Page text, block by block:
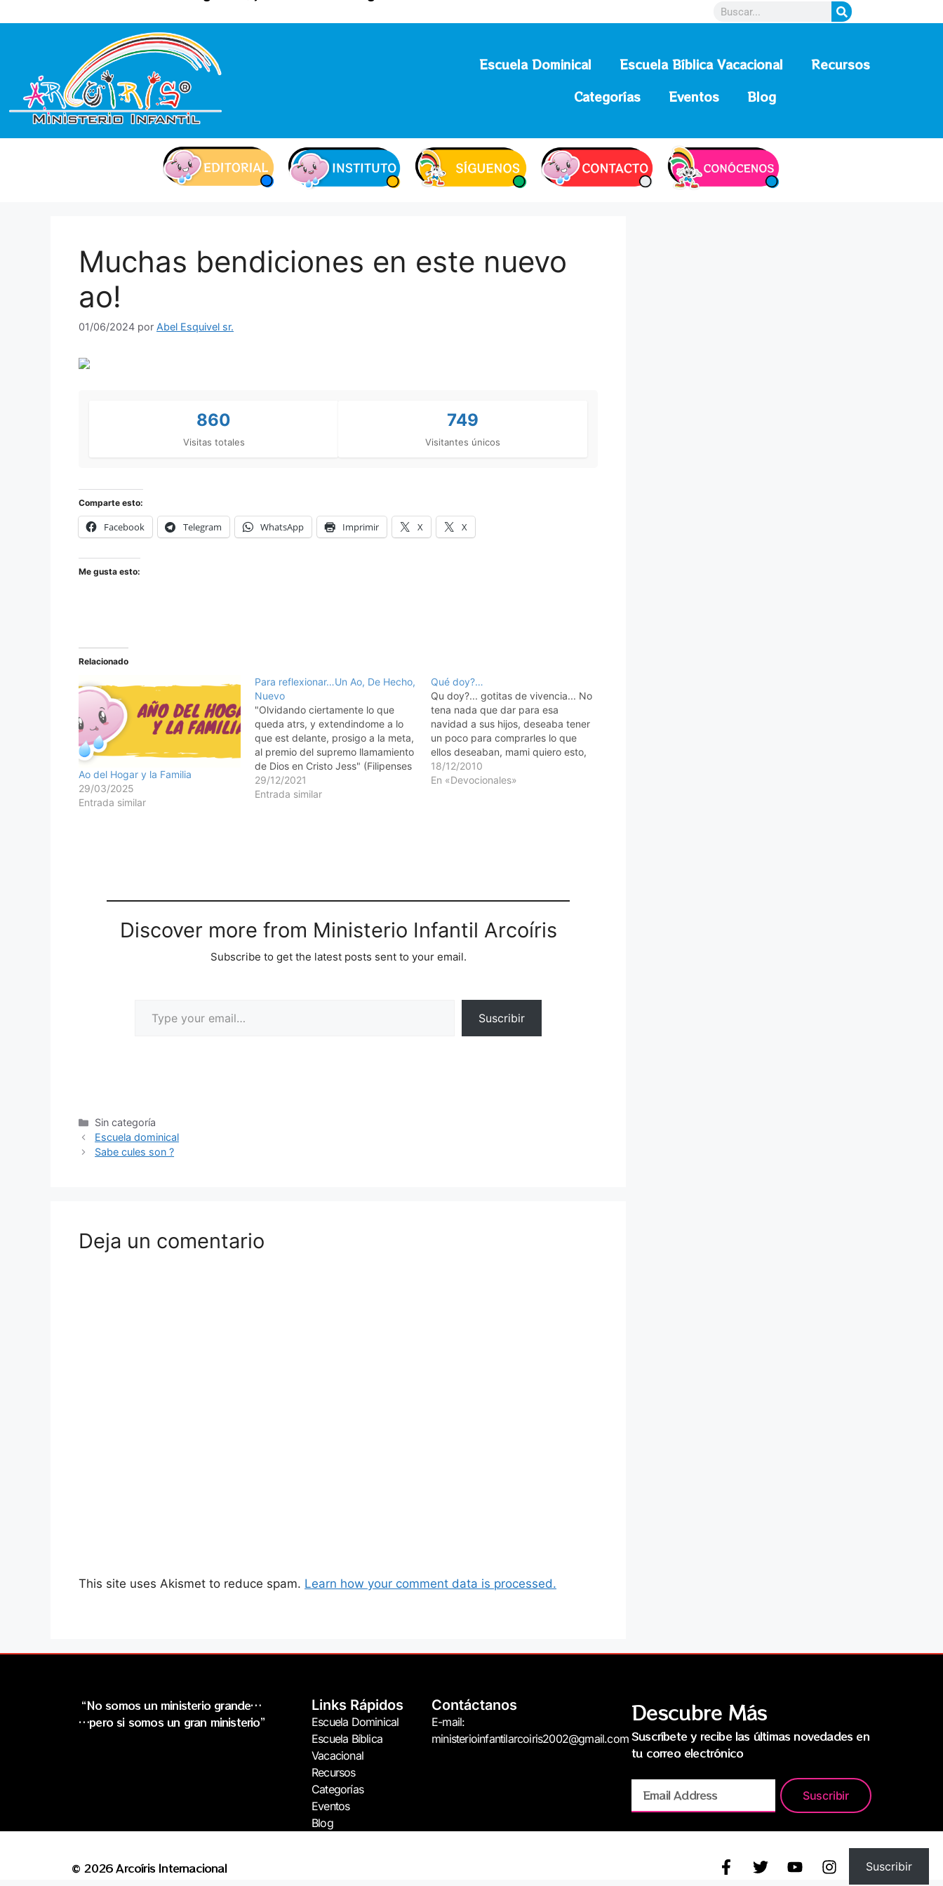
Escuela Dominical Escuela Bíblica Vacacional
Recursos
Categorías
Eventos Blog
Muchas bendiciones en este nuevo
ao!
01/06/2024 por Abel Esquivel sr.
860
Visitas totales
749
Visitantes únicos
Comparte esto:
Facebook Telegram WhatsApp Imprimir X X
Me gusta esto:
Relacionado
Ao del Hogar y la Familia
29/03/2025
Entrada similar
Para reflexionar…Un Ao, De Hecho,
Nuevo
"Olvidando ciertamente lo que
queda atrs, y extendindome a lo
que est delante, prosigo a la meta,
al premio del supremo llamamiento
de Dios en Cristo Jess" (Filipenses
3:13, 14). Se acerca el ao nuevo.
Qu esperamos de l? Cmo sern
29/12/2021
Entrada similar
Qué doy?…
Qu doy?... gotitas de vivencia... No
tena nada que dar para esa
navidad a sus hijos, deseaba tener
un poco para comprarles lo que
ellos deseaban, mami quiero esto,
mami quiero aquello, mami pods
comprarme esa mueca bebe...la
18/12/2010
En «Devocionales»
Discover more from Ministerio Infantil Arcoíris
Subscribe to get the latest posts sent to your email.
Suscribir
Sin categoría
Escuela dominical
Sabe cules son ?
Deja un comentario
This site uses Akismet to reduce spam. Learn how your comment data is processed.
“No somos un ministerio grande…
…pero si somos un gran ministerio”
Links Rápidos
Escuela Dominical
Escuela Bíblica
Vacacional
Recursos
Categorías
Eventos
Blog
Contáctanos
E-mail:
ministerioinfantilarcoiris2002@gmail.com
Descubre Más
Suscríbete y recibe las últimas novedades en
tu correo electrónico
Suscribir
© 2026 Arcoíris Internacional Suscribir